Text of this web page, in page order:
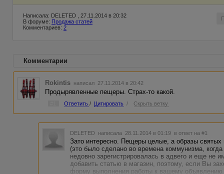
Написала: DELETED , 27.11.2014 в 20:32
В форуме: Продажа статей
Комментариев: 2
Комментарии
Rokintis написал 27.11.2014 в 20:42
Продырявленные пещеры. Страх-то какой.
Ответить / Цитировать / Скрыть ветку
DELETED написала 28.11.2014 в 01:19 в ответ на #1
Зато интересно. Пещеры целые, а образы
(это было сделано во времена коммунизма,
недовно зарегистрировалась в адвего и еще не
добавить статью в магазин, поэтому, если Вы
форму выполнения работы к вашему объявлению